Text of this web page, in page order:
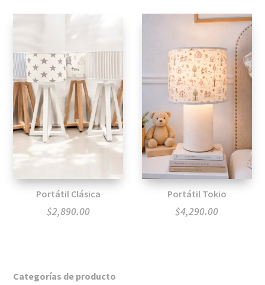
Portátil Clásica
$2,890.00
Portátil Tokio
$4,290.00
Categorías de producto